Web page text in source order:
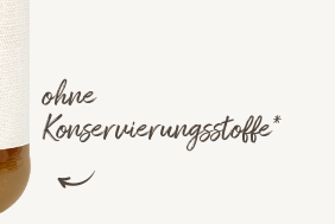
ohne
Konservierungsstoffe*